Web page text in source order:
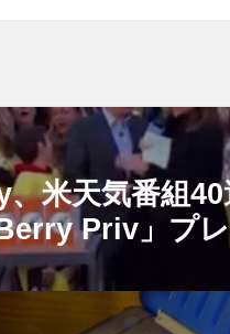
米天気番組
Priv」プ